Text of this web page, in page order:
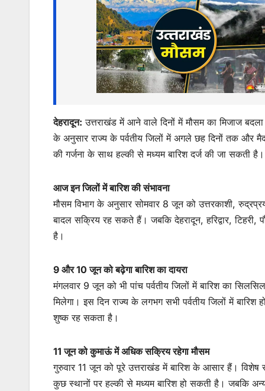
b
o
o
k
e
n
g
er
देहरादून: उत्तराखंड में आने वाले दिनों में मौसम का मिजाज बदला
के अनुसार राज्य के पर्वतीय जिलों में अगले छह दिनों तक और
की गर्जना के साथ हल्की से मध्यम बारिश दर्ज की जा सकती है।
आज इन जिलों में बारिश की संभावना
मौसम विभाग के अनुसार सोमवार 8 जून को उत्तरकाशी,
बादल सक्रिय रह सकते हैं। जबकि देहरादून, हरिद्वार,
है।
9 और 10 जून को बढ़ेगा बारिश का दायरा
मंगलवार 9 जून को भी पांच पर्वतीय जिलों में बारिश का
मिलेगा। इस दिन राज्य के लगभग सभी पर्वतीय जिलों में बारिश
शुष्क रह सकता है।
11 जून को कुमाऊं में अधिक सक्रिय रहेगा मौसम
गुरुवार 11 जून को पूरे उत्तराखंड में बारिश के आसार हैं।
कुछ स्थानों पर हल्की से मध्यम बारिश हो सकती है। जबकि अन्य